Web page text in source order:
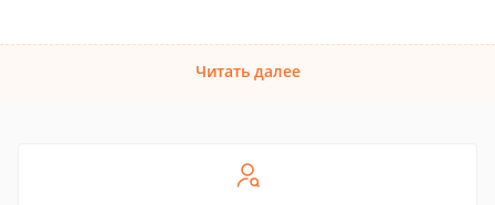
Читать далее